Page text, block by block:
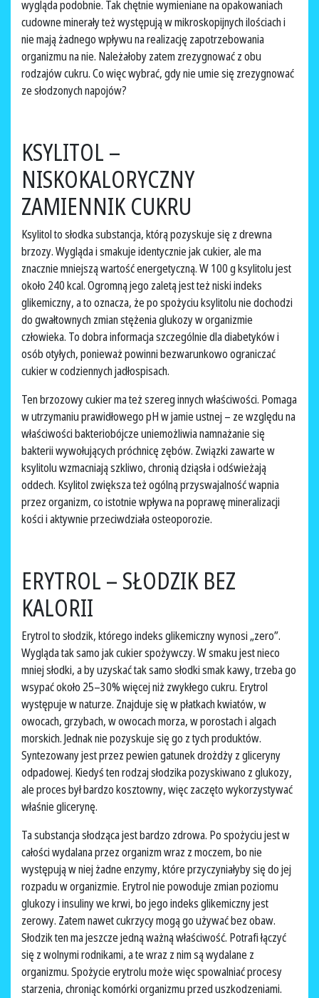
wygląda podobnie. Tak chętnie wymieniane na opakowaniach
cudowne minerały też występują w mikroskopijnych ilościach i
nie mają żadnego wpływu na realizację zapotrzebowania
organizmu na nie. Należałoby zatem zrezygnować z obu
rodzajów cukru. Co więc wybrać, gdy nie umie się zrezygnować
ze słodzonych napojów?
KSYLITOL –
NISKOKALORYCZNY
ZAMIENNIK CUKRU
Ksylitol to słodka substancja, którą pozyskuje się z drewna
brzozy. Wygląda i smakuje identycznie jak cukier, ale ma
znacznie mniejszą wartość energetyczną. W 100 g ksylitolu jest
około 240 kcal. Ogromną jego zaletą jest też niski indeks
glikemiczny, a to oznacza, że po spożyciu ksylitolu nie dochodzi
do gwałtownych zmian stężenia glukozy w organizmie
człowieka. To dobra informacja szczególnie dla diabetyków i
osób otyłych, ponieważ powinni bezwarunkowo ograniczać
cukier w codziennych jadłospisach.
Ten brzozowy cukier ma też szereg innych właściwości. Pomaga
w utrzymaniu prawidłowego pH w jamie ustnej – ze względu na
właściwości bakteriobójcze uniemożliwia namnażanie się
bakterii wywołujących próchnicę zębów. Związki zawarte w
ksylitolu wzmacniają szkliwo, chronią dziąsła i odświeżają
oddech. Ksylitol zwiększa też ogólną przyswajalność wapnia
przez organizm, co istotnie wpływa na poprawę mineralizacji
kości i aktywnie przeciwdziała osteoporozie.
ERYTROL – SŁODZIK BEZ
KALORII
Erytrol to słodzik, którego indeks glikemiczny wynosi „zero”.
Wygląda tak samo jak cukier spożywczy. W smaku jest nieco
mniej słodki, a by uzyskać tak samo słodki smak kawy, trzeba go
wsypać około 25–30% więcej niż zwykłego cukru. Erytrol
występuje w naturze. Znajduje się w płatkach kwiatów, w
owocach, grzybach, w owocach morza, w porostach i algach
morskich. Jednak nie pozyskuje się go z tych produktów.
Syntezowany jest przez pewien gatunek drożdży z gliceryny
odpadowej. Kiedyś ten rodzaj słodzika pozyskiwano z glukozy,
ale proces był bardzo kosztowny, więc zaczęto wykorzystywać
właśnie glicerynę.
Ta substancja słodząca jest bardzo zdrowa. Po spożyciu jest w
całości wydalana przez organizm wraz z moczem, bo nie
występują w niej żadne enzymy, które przyczyniałyby się do jej
rozpadu w organizmie. Erytrol nie powoduje zmian poziomu
glukozy i insuliny we krwi, bo jego indeks glikemiczny jest
zerowy. Zatem nawet cukrzycy mogą go używać bez obaw.
Słodzik ten ma jeszcze jedną ważną właściwość. Potrafi łączyć
się z wolnymi rodnikami, a te wraz z nim są wydalane z
organizmu. Spożycie erytrolu może więc spowalniać procesy
starzenia, chroniąc komórki organizmu przed uszkodzeniami.